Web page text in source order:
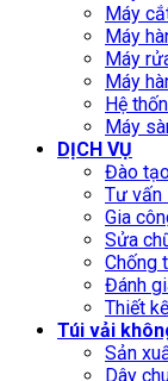
Máy
Máy
Máy
Máy
Hệ
Máy
DỊCH VỤ
Đào
Tư vấn
Gia
Sửa
Chống
Đánh
Thiết
Túi vải
Sản
Dây